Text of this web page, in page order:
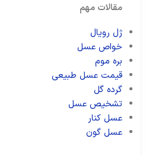
مقالات مهم
ژل رویال
خواص عسل
بره موم
قیمت عسل طبیعی
گرده گل
تشخیص عسل
عسل کنار
عسل گون